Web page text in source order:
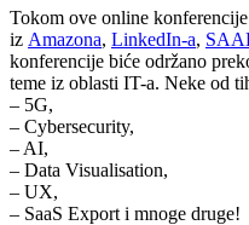
Tokom ove online
iz Amazona, LinkedIn-a,
konferencije biće održano
teme iz oblasti IT-a. Neke od
– 5G,
– Cybersecurity,
– AI,
– Data Visualisation,
– UX,
– SaaS Export i mnoge druge!